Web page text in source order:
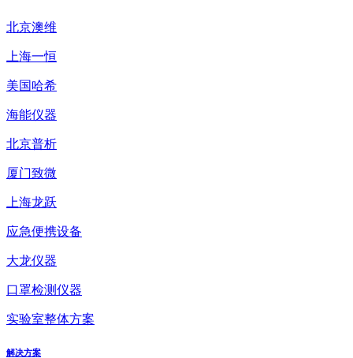
北京澳维
上海一恒
美国哈希
海能仪器
北京普析
厦门致微
上海龙跃
应急便携设备
大龙仪器
口罩检测仪器
实验室整体方案
解决方案